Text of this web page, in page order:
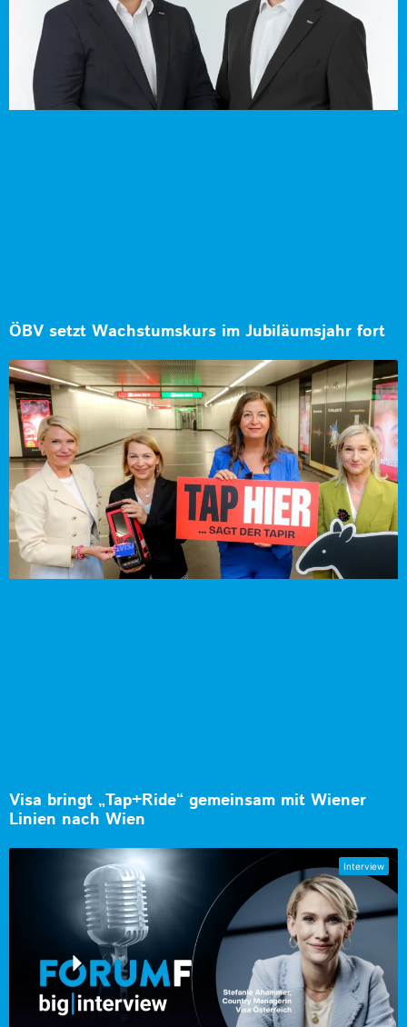
ÖBV setzt Wachstumskurs im Jubiläumsjahr fort
Visa bringt „Tap+Ride“ gemeinsam mit Wiener
Linien nach Wien